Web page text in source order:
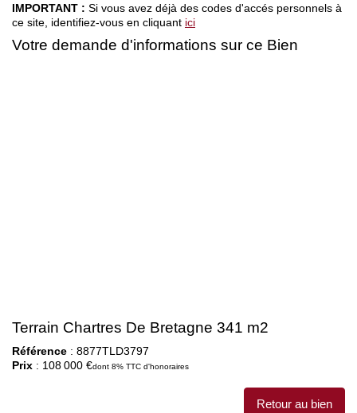
Syndic
IMPORTANT : Si vous avez déjà des codes d'accés personnels à
ce site, identifiez-vous en cliquant ici
Votre demande d'informations sur ce Bien
Terrain Chartres De Bretagne 341 m2
Référence : 8877TLD3797
Prix : 108 000 €dont 8% TTC d'honoraires
Retour au bien